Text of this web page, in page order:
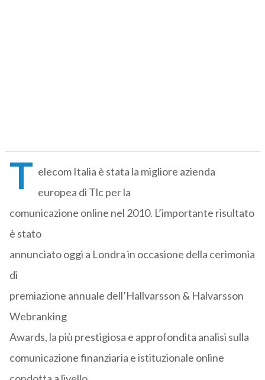
T elecom Italia è stata la migliore azienda
europea di Tlc per la
comunicazione online nel 2010. L’importante risultato
è stato
annunciato oggi a Londra in occasione della cerimonia
di
premiazione annuale dell’Hallvarsson & Halvarsson
Webranking
Awards, la più prestigiosa e approfondita analisi sulla
comunicazione finanziaria e istituzionale online